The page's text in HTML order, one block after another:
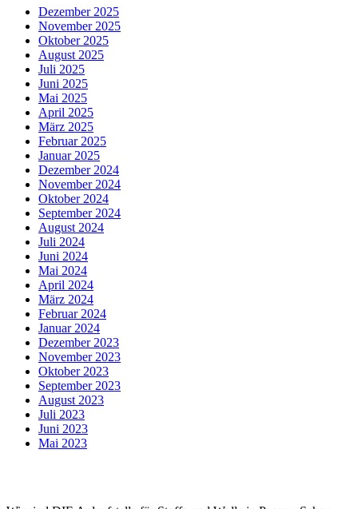
Dezember 2025
November 2025
Oktober 2025
August 2025
Juli 2025
Juni 2025
Mai 2025
April 2025
März 2025
Februar 2025
Januar 2025
Dezember 2024
November 2024
Oktober 2024
September 2024
August 2024
Juli 2024
Juni 2024
Mai 2024
April 2024
März 2024
Februar 2024
Januar 2024
Dezember 2023
November 2023
Oktober 2023
September 2023
August 2023
Juli 2023
Juni 2023
Mai 2023